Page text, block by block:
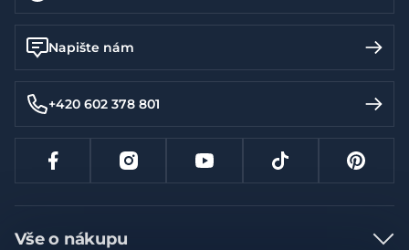
Napište nám
+420 602 378 801
Vše o nákupu